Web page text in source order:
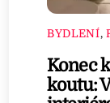
BYDLENÍ,
Konec
koutu: